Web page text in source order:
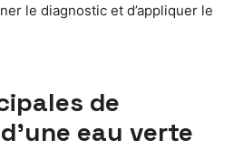
le diagnostic et d’appliquer le
de
eau verte